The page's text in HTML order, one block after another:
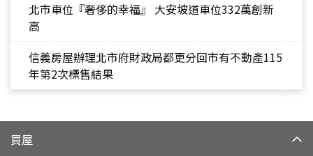
北市車位『奢侈的幸福』 大安坡道車位332萬創新
高
信義房屋辦理北市府財政局都更分回市有不動產115
年第2次標售結果
買屋